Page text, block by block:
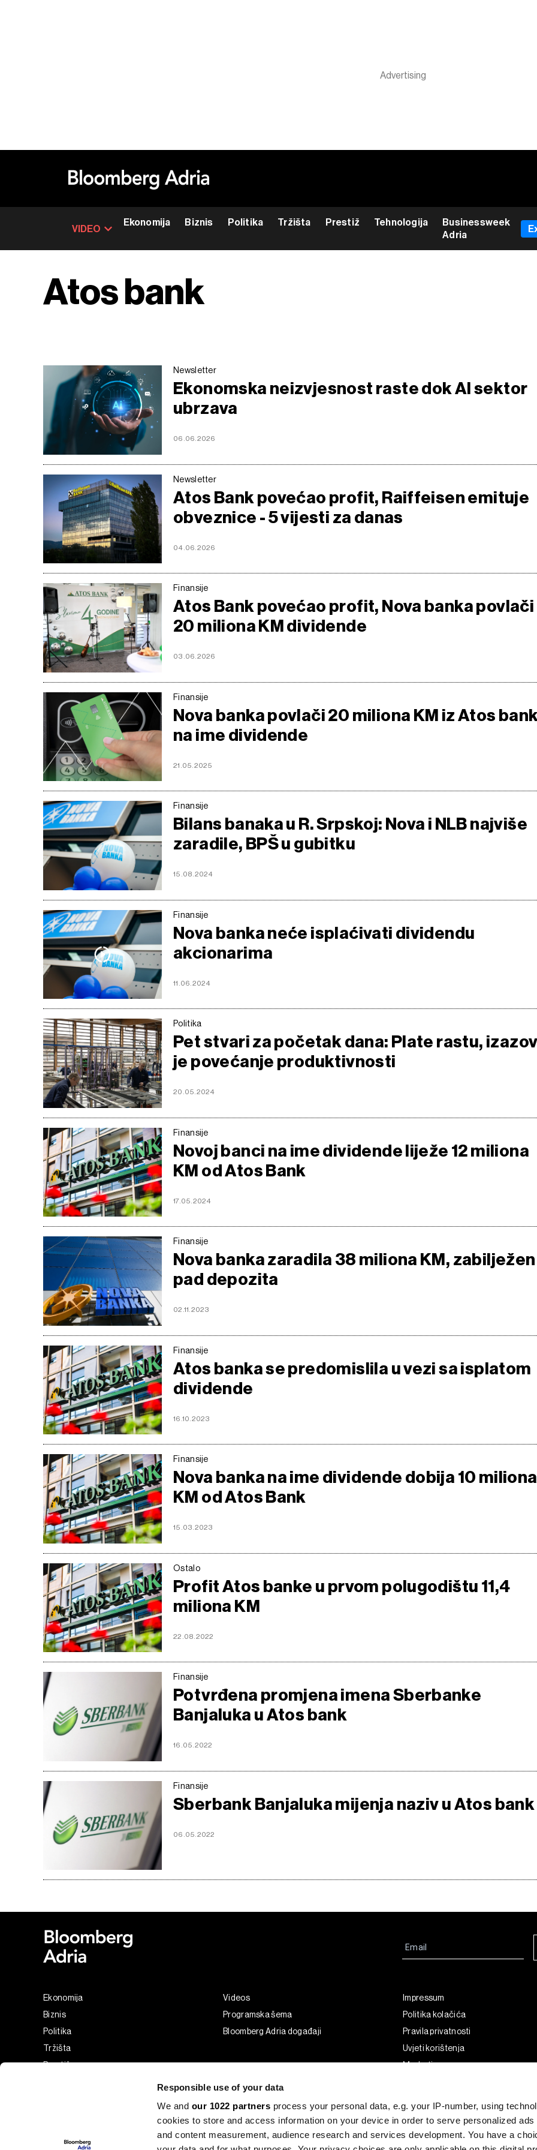
Responsible use of your data
We and our 1022 partners process your personal data, e.g. your IP-number, using
cookies to store and access information on your device in order to serve personalized ads
and content measurement, audience research and services development. You have a
VIDEO
Ekonomija Biznis Politika Tržišta Prestiž Tehnologija
Businessweek
Adria
Atos bank
Newsletter
Ekonomska neizvjesnost raste dok AI sektor
ubrzava
06.06.2026
Newsletter
Atos Bank povećao profit, Raiffeisen emituje
obveznice - 5 vijesti za danas
04.06.2026
Finansije
Atos Bank povećao profit, Nova banka povlači
20 miliona KM dividende
03.06.2026
Finansije
Nova banka povlači 20 miliona KM iz Atos
na ime dividende
21.05.2025
Finansije
Bilans banaka u R. Srpskoj: Nova i NLB najviše
zaradile, BPŠ u gubitku
15.08.2024
Finansije
Nova banka neće isplaćivati dividendu
akcionarima
11.06.2024
Politika
Pet stvari za početak dana: Plate rastu,
je povećanje produktivnosti
20.05.2024
Finansije
Novoj banci na ime dividende liježe 12 miliona
KM od Atos Bank
17.05.2024
Finansije
Nova banka zaradila 38 miliona KM, zabilježen
pad depozita
02.11.2023
Finansije
Atos banka se predomislila u vezi sa isplatom
dividende
16.10.2023
Finansije
Nova banka na ime dividende dobija 10 miliona
KM od Atos Bank
15.03.2023
Ostalo
Profit Atos banke u prvom polugodištu 11,4
miliona KM
22.08.2022
Finansije
Potvrđena promjena imena Sberbanke
Banjaluka u Atos bank
16.05.2022
Finansije
Sberbank Banjaluka mijenja naziv u Atos bank
06.05.2022
Ekonomija
Biznis
Politika
Tržišta
Prestiž
Videos
Programska šema
Bloomberg Adria događaji
Impressum
Politika kolačića
Pravila privatnosti
Uvjeti korištenja
Marketing